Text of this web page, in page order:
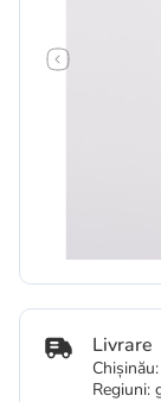
Livrare
Regiuni: